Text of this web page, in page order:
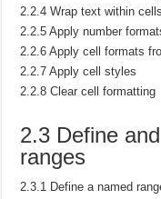
2.2.4 Wrap text within cells
2.2.5 Apply number
2.2.6 Apply cell formats
2.2.7 Apply cell styles
2.2.8 Clear cell formatting
2.3 Define
ranges
2.3.1 Define a named